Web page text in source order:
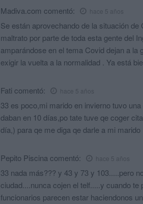
Madiva.com comentó: hace 5 años
Se están aprovechando de la situación
maltrato por parte de toda esta gente del
amparándose en el tema Covid dejan a
exigir la vuelta a la normalidad . Ya está
Fati comentó: hace 5 años
33 es poco,mi marido en invierno tuvo
daban en 10 días,po tate tuve qe coger
día,) para qe me diga qe darle a mi marido
Pepito Piscina comentó: hace 5 años
33 nada más??? y 43 y 73 y 103.....pero
ciudad....nunca cojen el telf.....y cuando
funcionarios parecen estar haciendonos